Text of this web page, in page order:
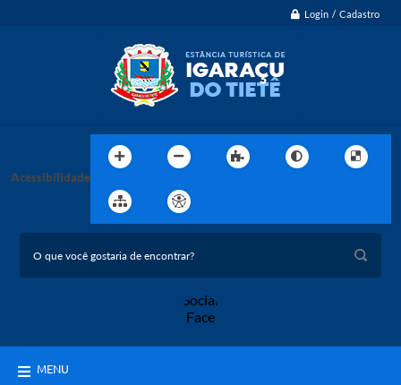
Login / Cadastro
Acessibilidade
MENU